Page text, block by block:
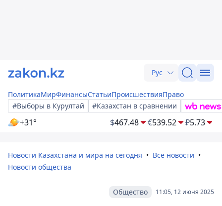
Рус
ПолитикаМирФинансыСтатьиПроисшествияПраво
#Выборы в Курултай
#Казахстан в сравнении
+31° $467.48 €539.52 ₽5.73
Новости Казахстана и мира на сегодня
Все новости
Новости общества
11:05, 12 июня 2025
Общество